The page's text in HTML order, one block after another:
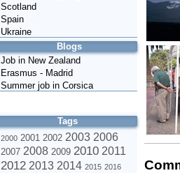
Scotland
Spain
Ukraine
Blogs
Job in New Zealand
Erasmus - Madrid
Summer job in Corsica
Tags
2000 2001 2002 2003 2006
2007 2008 2009 2010 2011
2012 2013 2014 2015 2016